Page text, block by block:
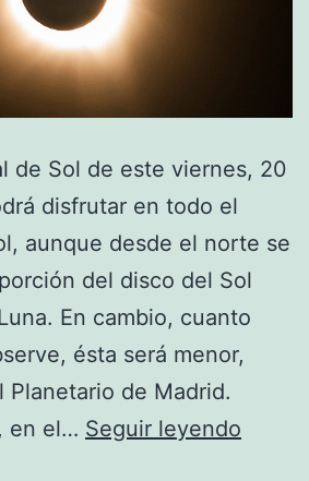
de Sol de este viernes, 20
disfrutar en todo el
aunque desde el norte se
del disco del Sol
En cambio, cuanto
ésta será menor,
Planetario de Madrid.
en el… Seguir leyendo